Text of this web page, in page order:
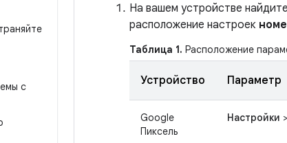
с
На вашем устройстве
расположение настроек
Таблица 1. Расположение
Устройство Параметр
Google
Пиксель
Настройки >